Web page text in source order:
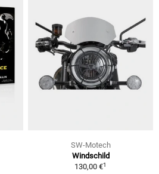
SW-Motech
Windschild
130,00 €1